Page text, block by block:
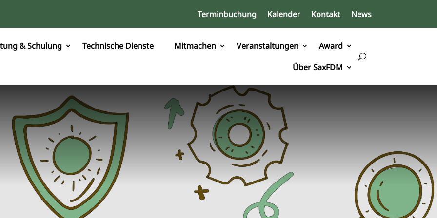
Terminbuchung Kalender Kontakt News
& Schulung Technische Dienste Mitmachen Veranstaltungen
Award
Über SaxFDM